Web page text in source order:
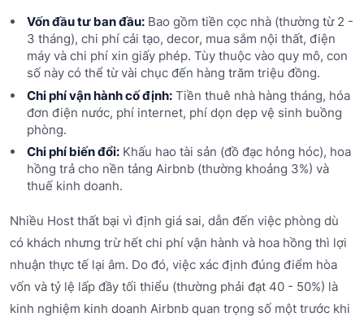
Vốn đầu tư ban đầu:Bao gồm tiền cọc nhà (thường từ 2 -
3 tháng), chi phí cải tạo, decor, mua sắm nội thất, điện
máy và chi phí xin giấy phép. Tùy thuộc vào quy mô, con
số này có thể từ vài chục đến hàng trăm triệu đồng.
Chi phí vận hành cố định:Tiền thuê nhà hàng tháng, hóa
đơn điện nước, phí internet, phí dọn dẹp vệ sinh buồng
phòng.
Chi phí biến đổi:Khấu hao tài sản (đồ đạc hỏng hóc), hoa
hồng trả cho nền tảng Airbnb (thường khoảng 3%) và
thuế kinh doanh.
Nhiều Host thất bại vì định giá sai, dẫn đến việc phòng dù
có khách nhưng trừ hết chi phí vận hành và hoa hồng thì lợi
nhuận thực tế lại âm. Do đó, việc xác định đúng điểm hòa
vốn và tỷ lệ lấp đầy tối thiểu (thường phải đạt 40 - 50%) là
kinh nghiệm kinh doanh Airbnb quan trọng số một trước khi